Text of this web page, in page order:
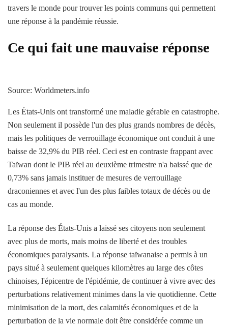
travers le monde pour trouver les points communs qui permettent
une réponse à la pandémie réussie.
Ce qui fait une mauvaise réponse
Source: Worldmeters.info
Les États-Unis ont transformé une maladie gérable en catastrophe.
Non seulement il possède l'un des plus grands nombres de décès,
mais les politiques de verrouillage économique ont conduit à une
baisse de 32,9% du PIB réel. Ceci est en contraste frappant avec
Taïwan dont le PIB réel au deuxième trimestre n'a baissé que de
0,73% sans jamais instituer de mesures de verrouillage
draconiennes et avec l'un des plus faibles totaux de décès ou de
cas au monde.
La réponse des États-Unis a laissé ses citoyens non seulement
avec plus de morts, mais moins de liberté et des troubles
économiques paralysants. La réponse taïwanaise a permis à un
pays situé à seulement quelques kilomètres au large des côtes
chinoises, l'épicentre de l'épidémie, de continuer à vivre avec des
perturbations relativement minimes dans la vie quotidienne. Cette
minimisation de la mort, des calamités économiques et de la
perturbation de la vie normale doit être considérée comme un